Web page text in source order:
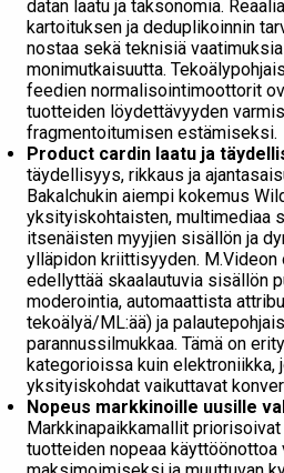
datan laatu ja taksonomia.
kartoituksen ja deduplikoinnin
nostaa sekä teknisiä
monimutkaisuutta.
feedien normalisointimoottorit
tuotteiden löydettävyyden
fragmentoitumisen estämiseksi.
Product cardin laatu ja
täydellisyys, rikkaus ja
Bakalchukin aiempi kokemus
yksityiskohtaisten, multimediaa
itsenäisten myyjien sisällön ja
ylläpidon kriittisyyden. M.Videon
edellyttää skaalautuvia sisällön
moderointia, automaattista
tekoälyä/ML:ää) ja
parannussilmukkaa. Tämä on
kategorioissa kuin
yksityiskohdat vaikuttavat
Nopeus markkinoille uusille
Markkinapaikkamallit
tuotteiden nopeaa käyttöönottoa